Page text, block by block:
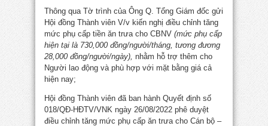
Thông qua Tờ trình của Ông Q. Tổng Giám đốc gửi
Hội đồng Thành viên V/v kiến nghị điều chỉnh tăng
mức phụ cấp tiền ăn trưa cho CBNV (mức phụ cấp
hiện tại là 730,000 đồng/người/tháng, tương đương
28,000 đồng/người/ngày), nhằm hỗ trợ thêm cho
Người lao động và phù hợp với mặt bằng giá cả
hiện nay;
Hội đồng Thành viên đã ban hành Quyết định số
018/QĐ-HĐTV/VNK ngày 26/08/2022 phê duyệt
điều chỉnh tăng mức phụ cấp ăn trưa cho Cán bộ –